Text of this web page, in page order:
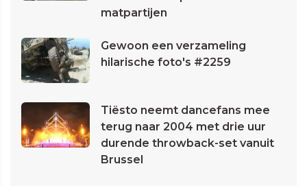
matpartijen
Gewoon een verzameling
hilarische foto's #2259
Tiësto neemt dancefans mee
terug naar 2004 met drie uur
durende throwback-set vanuit
Brussel